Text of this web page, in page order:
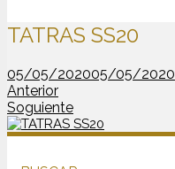
TATRAS SS20
05/05/202005/05/2020
Anterior
Soguiente